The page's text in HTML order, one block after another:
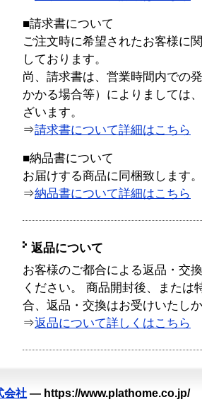
■請求書について
ご注文時に希望されたお客様に
しております。
尚、請求書は、営業時間内での
かかる場合等）によりましては
ざいます。
⇒請求書について詳細はこちら
■納品書について
お届けする商品に同梱致します。
⇒納品書について詳細はこちら
返品について
お客様のご都合による返品・交
ください。 商品開封後、または
合、返品・交換はお受けいたし
⇒返品について詳しくはこちら
会社 — https://www.plathome.co.jp/